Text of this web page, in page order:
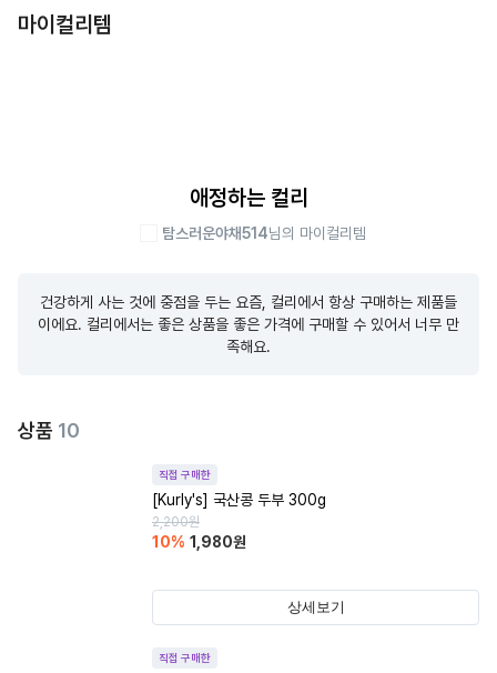
마이컬리템
애정하는 컬리
탐스러운야채514님의 마이컬리템
건강하게 사는 것에 중점을 두는 요즘, 컬리에서 항상 구매하는 제품들
이에요. 컬리에서는 좋은 상품을 좋은 가격에 구매할 수 있어서 너무 만
족해요.
상품 10
직접 구매한
[Kurly's] 국산콩 두부 300g
2,200원
10% 1,980원
상세보기
직접 구매한